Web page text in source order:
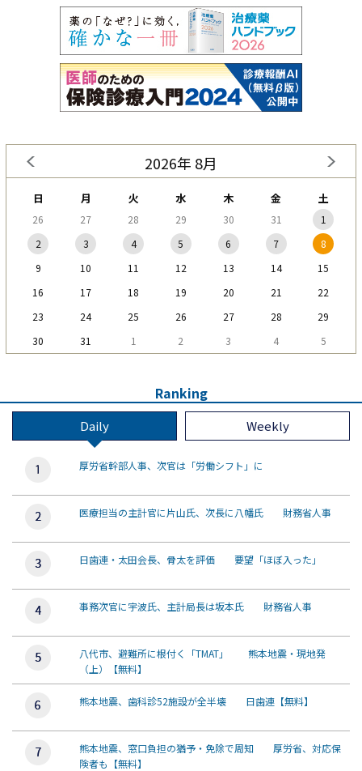
2026年 8月
日 月 火 水 木 金 土
26 27 28 29 30 31
1
2
3 4 5 6 7
8
9
10 11 12 13 14
15
16
17 18 19 20 21
22
23
24 25 26 27 28
29
30
31 1 2 3 4 5
Ranking
Daily Weekly
厚労省幹部人事、次官は「労働シフト」に
医療担当の主計官に片山氏、次長に八幡氏 財務省人事
日歯連・太田会長、骨太を評価 要望「ほぼ入った」
事務次官に宇波氏、主計局長は坂本氏 財務省人事
八代市、避難所に根付く「TMAT」 熊本地震・現地発
（上）【無料】
熊本地震、歯科診52施設が全半壊 日歯連【無料】
熊本地震、窓口負担の猶予・免除で周知 厚労省、対応保
険者も【無料】